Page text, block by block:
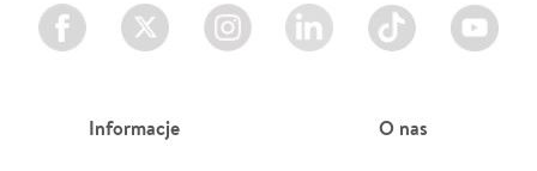
Facebook Twitter Instagram LinkedIn TikTok Youtube
Informacje O nas